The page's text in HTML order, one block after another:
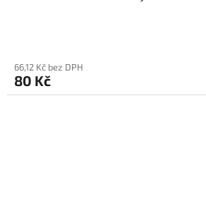
66,12 Kč bez DPH
80 Kč